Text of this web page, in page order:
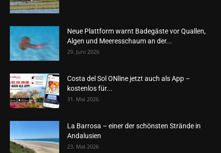
Neue Plattform warnt Badegäste vor Quallen,
Algen und Meeresschaum an der...
29. Juni 2026
Costa del Sol ONline jetzt auch als App –
kostenlos für...
31. Mai 2026
La Barrosa – einer der schönsten Strände in
Andalusien
23. Mai 2026